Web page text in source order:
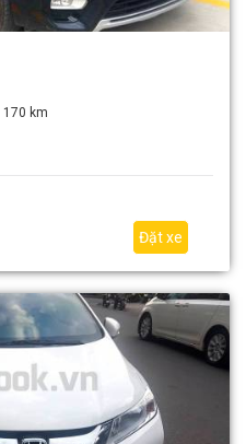
170 km
Đặt xe